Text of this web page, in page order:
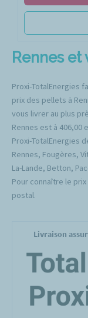
Rennes
Proxi-TotalEnergies
prix des pellets à
vous livrer au plus
Rennes est à 406,00
Proxi-TotalEnergies
Rennes, Fougères,
La-Lande, Betton,
Pour connaître le
postal.
Livraison